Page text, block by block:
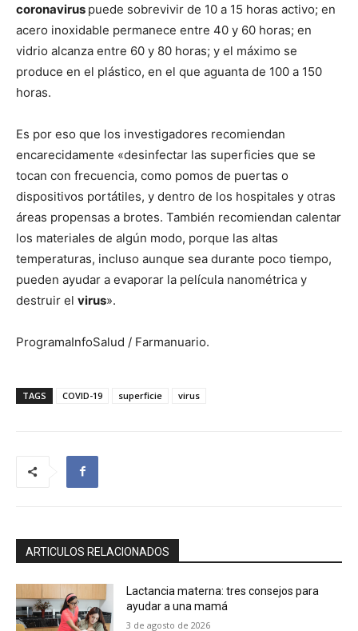
coronavirus puede sobrevivir de 10 a 15 horas activo; en
acero inoxidable permanece entre 40 y 60 horas; en
vidrio alcanza entre 60 y 80 horas; y el máximo se
produce en el plástico, en el que aguanta de 100 a 150
horas.
Es por eso que los investigadores recomiendan
encarecidamente «desinfectar las superficies que se
tocan con frecuencia, como pomos de puertas o
dispositivos portátiles, y dentro de los hospitales y otras
áreas propensas a brotes. También recomiendan calentar
los materiales de algún modo, porque las altas
temperaturas, incluso aunque sea durante poco tiempo,
pueden ayudar a evaporar la película nanométrica y
destruir el virus».
ProgramaInfoSalud / Farmanuario.
TAGS COVID-19 superficie virus
ARTICULOS RELACIONADOS
Lactancia materna: tres consejos para
ayudar a una mamá
3 de agosto de 2026